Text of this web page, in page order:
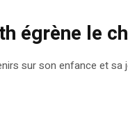
égrène le
sur son enfance et sa